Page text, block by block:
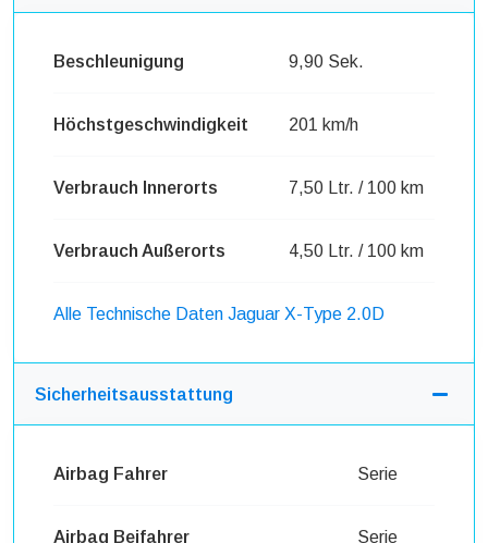
Beschleunigung 9,90 Sek.
Höchstgeschwindigkeit 201 km/h
Verbrauch Innerorts 7,50 Ltr. / 100 km
Verbrauch Außerorts 4,50 Ltr. / 100 km
Alle Technische Daten Jaguar X-Type 2.0D
Sicherheitsausstattung
Airbag Fahrer Serie
Airbag Beifahrer Serie